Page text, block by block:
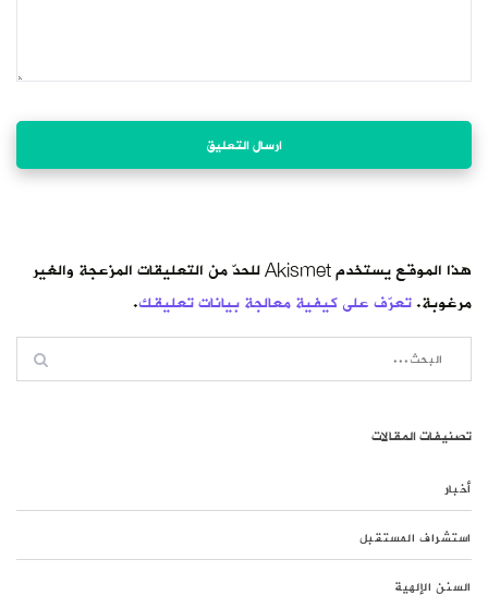
هذا الموقع يستخدم Akismet للحدّ من التعليقات المزعجة والغير
مرغوبة.تعرّف على كيفية معالجة بيانات تعليقك.
تصنيفات المقالات
أخبار
استشراف المستقبل
السنن الإلهية